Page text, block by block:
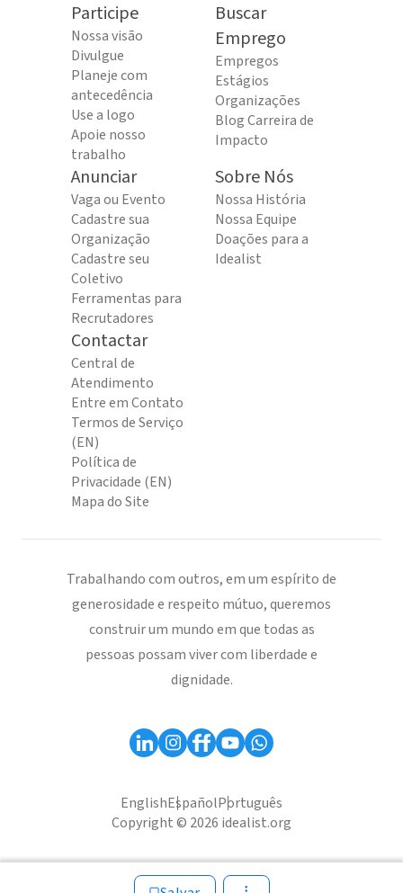
Participe
Nossa visão
Divulgue
Planeje com
antecedência
Use a logo
Apoie nosso
trabalho
Buscar
Emprego
Empregos
Estágios
Organizações
Blog Carreira de
Impacto
Anunciar
Vaga ou Evento
Cadastre sua
Organização
Cadastre seu
Coletivo
Ferramentas para
Recrutadores
Sobre Nós
Nossa História
Nossa Equipe
Doações para a
Idealist
Contactar
Central de
Atendimento
Entre em Contato
Termos de Serviço
(EN)
Política de
Privacidade (EN)
Mapa do Site
Trabalhando com outros, em um espírito de
generosidade e respeito mútuo, queremos
construir um mundo em que todas as
pessoas possam viver com liberdade e
dignidade.
EnglishEspañolPortuguês
Copyright © 2026 idealist.org